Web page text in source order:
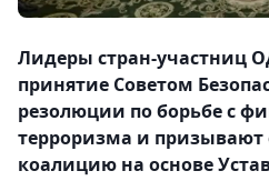
Лидеры стран-участниц
принятие Советом
резолюции по борьбе с
терроризма и
коалицию на основе